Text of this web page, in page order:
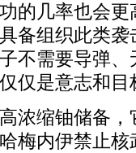
的几率也会
备组织此类
不需要导弹
仅是意志和目
浓缩铀储备
梅内伊禁止